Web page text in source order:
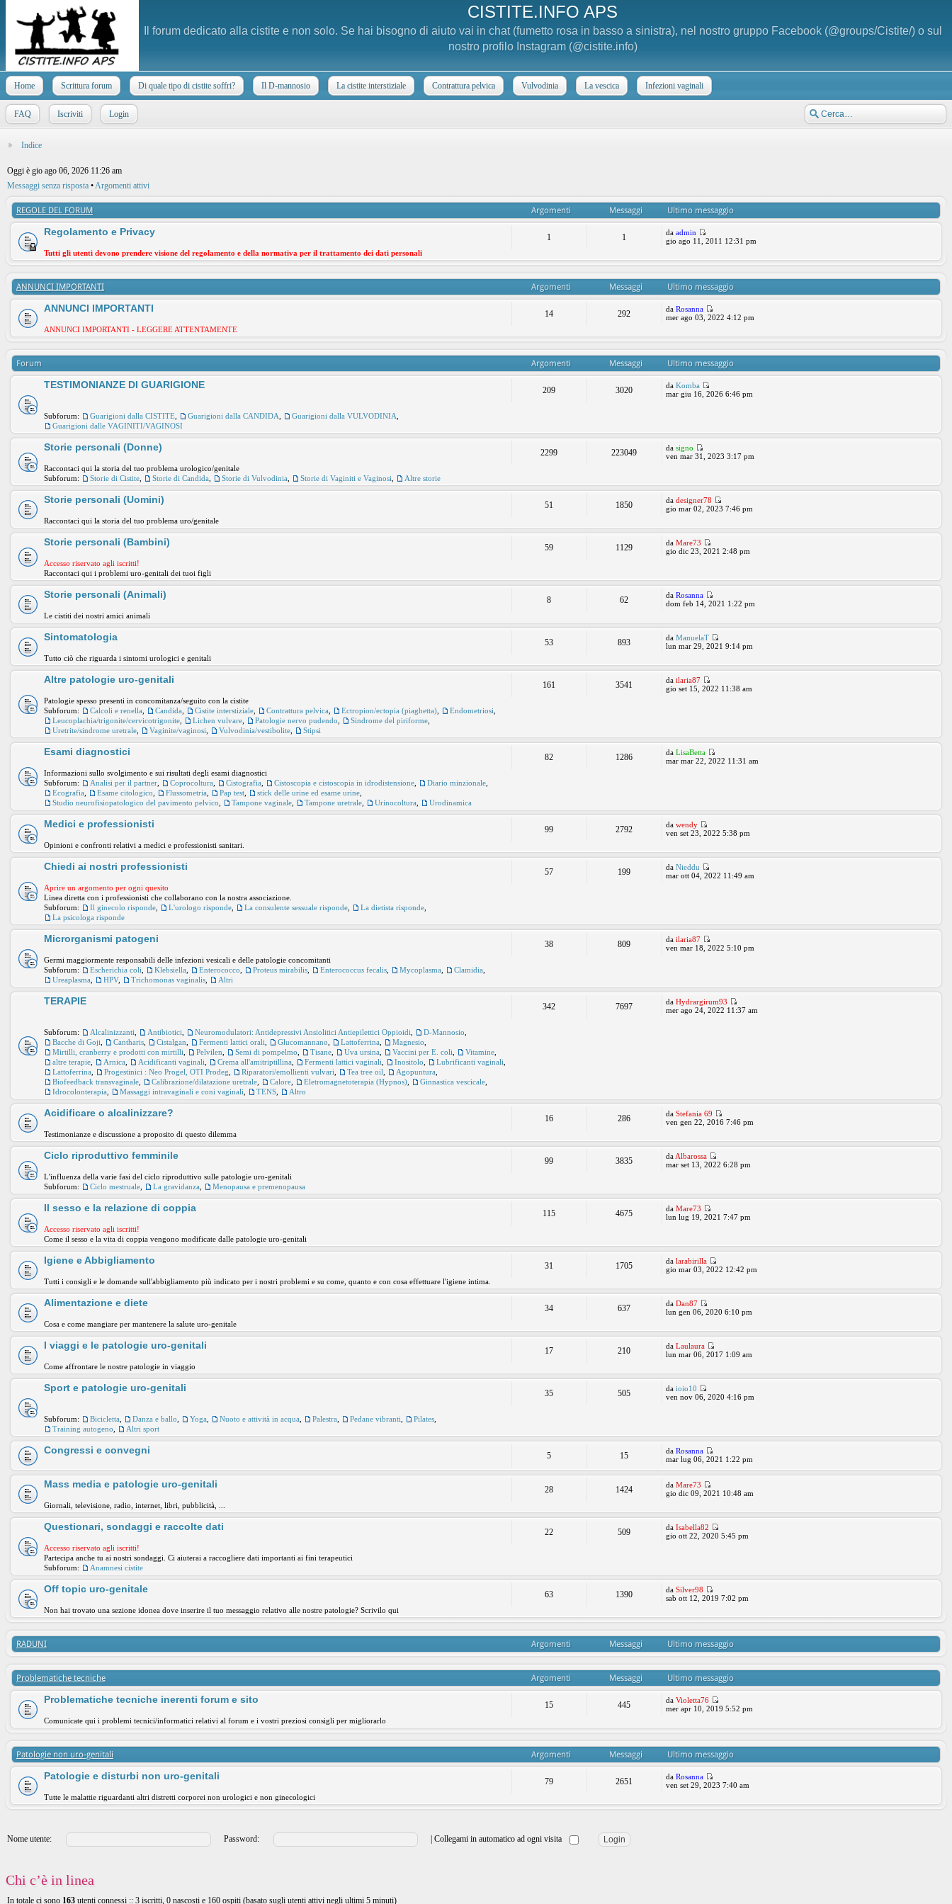
CISTITE.INFO APS
Il forum dedicato alla cistite e non solo. Se hai bisogno di aiuto vai in chat (fumetto rosa in basso a sinistra), nel nostro gruppo Facebook (@groups/Cistite/) o sul
nostro profilo Instagram (@cistite.info)
Home Scrittura forum Di quale tipo di cistite soffri? Il D-mannosio La cistite interstiziale Contrattura pelvica Vulvodinia La vescica Infezioni vaginali
FAQ Iscriviti Login
Indice
Oggi è gio ago 06, 2026 11:26 am
Messaggi senza risposta •Argomenti attivi
REGOLE DEL FORUM Argomenti Messaggi Ultimo messaggio
Regolamento e Privacy
Tutti gli utenti devono prendere visione del regolamento e della normativa per il trattamento dei dati personali
1 1 da admin
gio ago 11, 2011 12:31 pm
ANNUNCI IMPORTANTI Argomenti Messaggi Ultimo messaggio
ANNUNCI IMPORTANTI
ANNUNCI IMPORTANTI - LEGGERE ATTENTAMENTE
14 292 da Rosanna
mer ago 03, 2022 4:12 pm
Forum Argomenti Messaggi Ultimo messaggio
TESTIMONIANZE DI GUARIGIONE
Subforum: Guarigioni dalla CISTITE Guarigioni dalla CANDIDA Guarigioni dalla VULVODINIA
Guarigioni dalle VAGINITI/VAGINOSI
209 3020 da Komba
mar giu 16, 2026 6:46 pm
Storie personali (Donne)
Raccontaci qui la storia del tuo problema urologico/genitale
Subforum:
Storie di Cistite Storie di Candida Storie di Vulvodinia Storie di Vaginiti e Vaginosi Altre storie
2299 223049 da signo
ven mar 31, 2023 3:17 pm
Storie personali (Uomini)
Raccontaci qui la storia del tuo problema uro/genitale
51 1850 da designer78
gio mar 02, 2023 7:46 pm
Storie personali (Bambini)
Accesso riservato agli iscritti!
Raccontaci qui i problemi uro-genitali dei tuoi figli
59 1129 da Mare73
gio dic 23, 2021 2:48 pm
Storie personali (Animali)
Le cistiti dei nostri amici animali
8 62 da Rosanna
dom feb 14, 2021 1:22 pm
Sintomatologia
Tutto ciò che riguarda i sintomi urologici e genitali
53 893 da ManuelaT
lun mar 29, 2021 9:14 pm
Altre patologie uro-genitali
Patologie spesso presenti in concomitanza/seguito con la cistite
Subforum:
Calcoli e renella Candida Cistite interstiziale Contrattura pelvica Ectropion/ectopia (piaghetta) Endometriosi
Leucoplachia/trigonite/cervicotrigonite
Lichen vulvare Patologie nervo pudendo Sindrome del piriforme
Uretrite/sindrome uretrale
Vaginite/vaginosi Vulvodinia/vestibolite Stipsi
161 3541 da ilaria87
gio set 15, 2022 11:38 am
Esami diagnostici
Informazioni sullo svolgimento e sui risultati degli esami diagnostici
Subforum:
Analisi per il partner Coprocoltura Cistografia Cistoscopia e cistoscopia in idrodistensione Diario minzionale
Ecografia
Esame citologico Flussometria Pap test stick delle urine ed esame urine
Studio neurofisiopatologico del pavimento pelvico
Tampone vaginale Tampone uretrale Urinocoltura Urodinamica
82 1286 da LisaBetta
mar mar 22, 2022 11:31 am
Medici e professionisti
Opinioni e confronti relativi a medici e professionisti sanitari.
99 2792 da wendy
ven set 23, 2022 5:38 pm
Chiedi ai nostri professionisti
Aprire un argomento per ogni quesito
Linea diretta con i professionisti che collaborano con la nostra associazione.
Subforum:
Il ginecolo risponde L'urologo risponde La consulente sessuale risponde La dietista risponde
La psicologa risponde
57 199 da Nieddu
mar ott 04, 2022 11:49 am
Microrganismi patogeni
Germi maggiormente responsabili delle infezioni vesicali e delle patologie concomitanti
Subforum:
Escherichia coli Klebsiella Enterococco Proteus mirabilis Enterococcus fecalis Mycoplasma Clamidia
Ureaplasma
HPV, Trichomonas vaginalis Altri
38 809 da ilaria87
ven mar 18, 2022 5:10 pm
TERAPIE
Subforum: Alcalinizzanti Antibiotici Neuromodulatori: Antidepressivi Ansiolitici Antiepilettici Oppioidi D-Mannosio
Bacche di Goji
Cantharis Cistalgan Fermenti lattici orali Glucomannano Lattoferrina Magnesio
Mirtilli, cranberry e prodotti con mirtilli
Pelvilen Semi di pompelmo Tisane Uva ursina Vaccini per E. coli Vitamine
altre terapie
Arnica Acidificanti vaginali Crema all'amitriptillina Fermenti lattici vaginali Inositolo Lubrificanti vaginali
Lattoferrina
Progestinici : Neo Progel, OTI Prodeg Riparatori/emollienti vulvari Tea tree oil Agopuntura
Biofeedback transvaginale
Calibrazione/dilatazione uretrale Calore Eletromagnetoterapia (Hypnos) Ginnastica vescicale
Idrocolonterapia
Massaggi intravaginali e coni vaginali TENS Altro
342 7697 da Hydrargirum93
mer ago 24, 2022 11:37 am
Acidificare o alcalinizzare?
Testimonianze e discussione a proposito di questo dilemma
16 286 da Stefania 69
ven gen 22, 2016 7:46 pm
Ciclo riproduttivo femminile
L'influenza della varie fasi del ciclo riproduttivo sulle patologie uro-genitali
Subforum:
Ciclo mestruale La gravidanza Menopausa e premenopausa
99 3835 da Albarossa
mar set 13, 2022 6:28 pm
Il sesso e la relazione di coppia
Accesso riservato agli iscritti!
Come il sesso e la vita di coppia vengono modificate dalle patologie uro-genitali
115 4675 da Mare73
lun lug 19, 2021 7:47 pm
Igiene e Abbigliamento
Tutti i consigli e le domande sull'abbigliamento più indicato per i nostri problemi e su come, quanto e con cosa effettuare l'igiene intima.
31 1705 da larabirilla
gio mar 03, 2022 12:42 pm
Alimentazione e diete
Cosa e come mangiare per mantenere la salute uro-genitale
34 637 da Dan87
lun gen 06, 2020 6:10 pm
I viaggi e le patologie uro-genitali
Come affrontare le nostre patologie in viaggio
17 210 da Laulaura
lun mar 06, 2017 1:09 am
Sport e patologie uro-genitali
Subforum: Bicicletta Danza e ballo Yoga Nuoto e attività in acqua Palestra Pedane vibranti Pilates
Training autogeno
Altri sport
35 505 da ioio10
ven nov 06, 2020 4:16 pm
Congressi e convegni 5 15 da Rosanna
mar lug 06, 2021 1:22 pm
Mass media e patologie uro-genitali
Giornali, televisione, radio, internet, libri, pubblicità, ...
28 1424 da Mare73
gio dic 09, 2021 10:48 am
Questionari, sondaggi e raccolte dati
Accesso riservato agli iscritti!
Partecipa anche tu ai nostri sondaggi. Ci aiuterai a raccogliere dati importanti ai fini terapeutici
Subforum:
Anamnesi cistite
22 509 da Isabella82
gio ott 22, 2020 5:45 pm
Off topic uro-genitale
Non hai trovato una sezione idonea dove inserire il tuo messaggio relativo alle nostre patologie? Scrivilo qui
63 1390 da Silver98
sab ott 12, 2019 7:02 pm
RADUNI Argomenti Messaggi Ultimo messaggio
Problematiche tecniche Argomenti Messaggi Ultimo messaggio
Problematiche tecniche inerenti forum e sito
Comunicate qui i problemi tecnici/informatici relativi al forum e i vostri preziosi consigli per migliorarlo
15 445 da Violetta76
mer apr 10, 2019 5:52 pm
Patologie non uro-genitali Argomenti Messaggi Ultimo messaggio
Patologie e disturbi non uro-genitali
Tutte le malattie riguardanti altri distretti corporei non urologici e non ginecologici
79 2651 da Rosanna
ven set 29, 2023 7:40 am
Nome utente: Password: |Collegami in automatico ad ogni visita
Chi c’è in linea
In totale ci sono 163 utenti connessi :: 3 iscritti, 0 nascosti e 160 ospiti (basato sugli utenti attivi negli ultimi 5 minuti)